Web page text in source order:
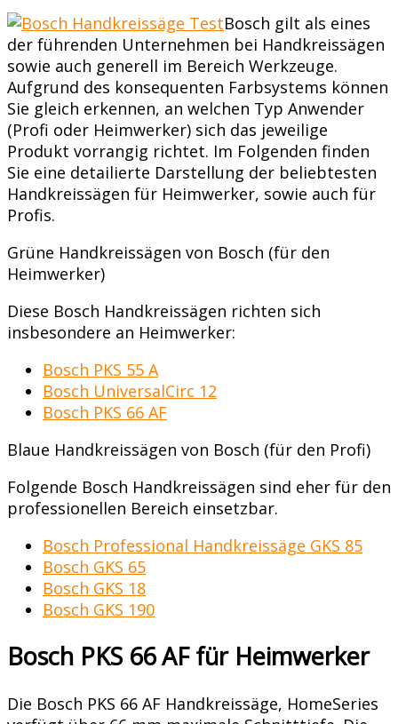
Bosch gilt als eines
der führenden Unternehmen bei Handkreissägen
sowie auch generell im Bereich Werkzeuge.
Aufgrund des konsequenten Farbsystems können
Sie gleich erkennen, an welchen Typ Anwender
(Profi oder Heimwerker) sich das jeweilige
Produkt vorrangig richtet. Im Folgenden finden
Sie eine detailierte Darstellung der beliebtesten
Handkreissägen für Heimwerker, sowie auch für
Profis.
Grüne Handkreissägen von Bosch (für den
Heimwerker)
Diese Bosch Handkreissägen richten sich
insbesondere an Heimwerker:
Bosch PKS 55 A
Bosch UniversalCirc 12
Bosch PKS 66 AF
Blaue Handkreissägen von Bosch (für den Profi)
Folgende Bosch Handkreissägen sind eher für den
professionellen Bereich einsetzbar.
Bosch Professional Handkreissäge GKS 85
Bosch GKS 65
Bosch GKS 18
Bosch GKS 190
Bosch PKS 66 AF für Heimwerker
Die Bosch PKS 66 AF Handkreissäge, HomeSeries